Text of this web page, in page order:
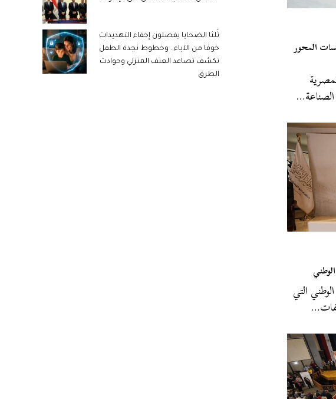
المحور
الصناعة…
التي
ثُلثا الضحايا يفضلون إخفاء التهديدات
خوفا من الآباء.. وخطوط نجدة الطفل
تكشف تصاعد العنف المنزلي وحوادث
الطرق